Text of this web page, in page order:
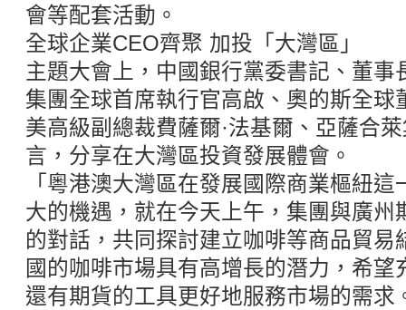
會等配套活動。
全球企業CEO齊聚 加投「大灣區」
主題大會上，中國銀行黨委書記、董事
集團全球首席執行官高啟、奧的斯全球
美高級副總裁費薩爾·法基爾、亞薩合
言，分享在大灣區投資發展體會。
「粵港澳大灣區在發展國際商業樞紐
大的機遇，就在今天上午，集團與廣州
的對話，共同探討建立咖啡等商品貿易
國的咖啡市場具有高增長的潛力，希望
還有期貨的工具更好地服務市場的需求